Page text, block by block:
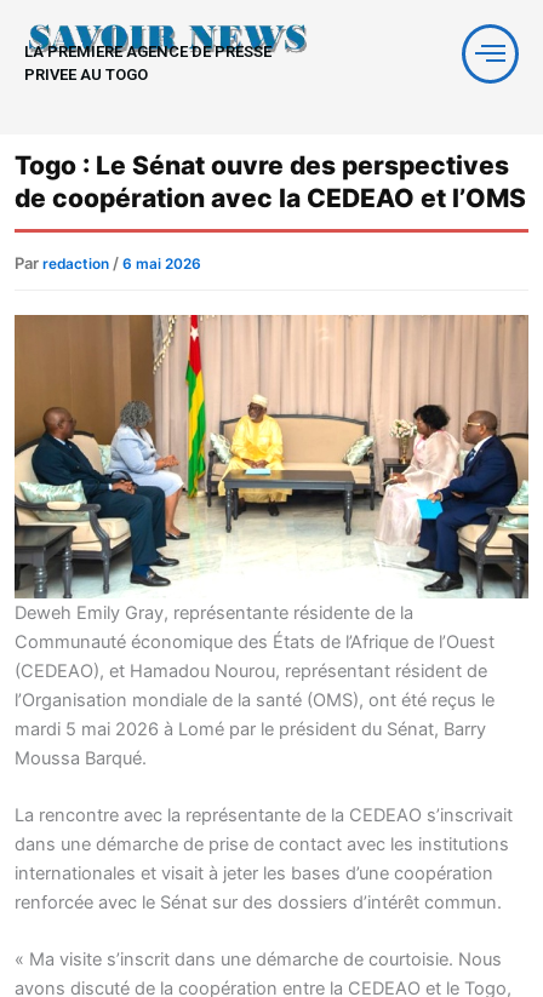
contenu
LA PREMIERE AGENCE DE PRESSE
PRIVEE AU TOGO
Togo : Le Sénat ouvre des perspectives
de coopération avec la CEDEAO et l’OMS
Par redaction / 6 mai 2026
Deweh Emily Gray, représentante résidente de la
Communauté économique des États de l’Afrique de l’Ouest
(CEDEAO), et Hamadou Nourou, représentant résident de
l’Organisation mondiale de la santé (OMS), ont été reçus le
mardi 5 mai 2026 à Lomé par le président du Sénat, Barry
Moussa Barqué.
La rencontre avec la représentante de la CEDEAO s’inscrivait
dans une démarche de prise de contact avec les institutions
internationales et visait à jeter les bases d’une coopération
renforcée avec le Sénat sur des dossiers d’intérêt commun.
« Ma visite s’inscrit dans une démarche de courtoisie. Nous
avons discuté de la coopération entre la CEDEAO et le Togo,